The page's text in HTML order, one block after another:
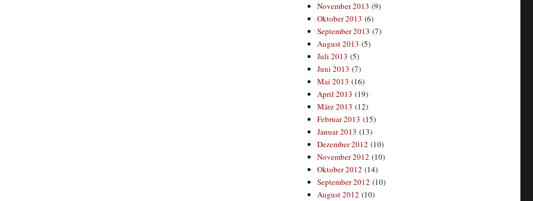
November 2013 (9)
Oktober 2013 (6)
September 2013 (7)
August 2013 (5)
Juli 2013 (5)
Juni 2013 (7)
Mai 2013 (16)
April 2013 (19)
März 2013 (12)
Februar 2013 (15)
Januar 2013 (13)
Dezember 2012 (10)
November 2012 (10)
Oktober 2012 (14)
September 2012 (10)
August 2012 (10)